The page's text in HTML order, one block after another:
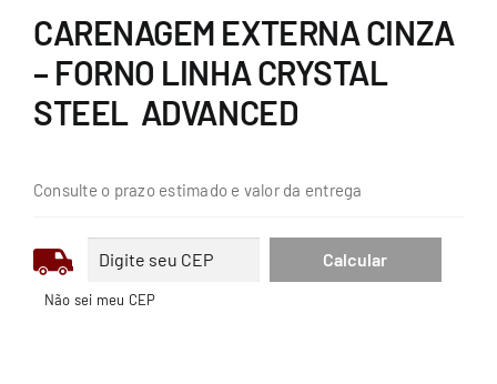
CARENAGEM EXTERNA CINZA
– FORNO LINHA CRYSTAL
STEEL ADVANCED
Consulte o prazo estimado e valor da entrega
Não sei meu CEP